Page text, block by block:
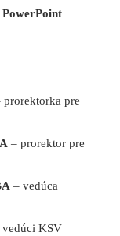
PowerPoint
prorektorka pre
– prorektor pre
– vedúca
vedúci KSV